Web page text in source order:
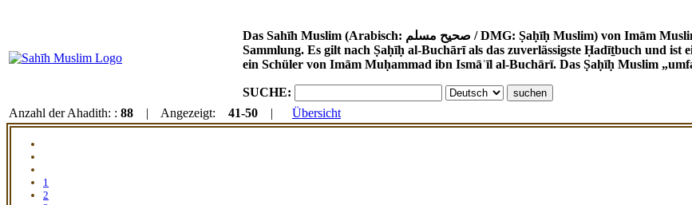
Das Sahīh Muslim (Arabisch: صحيح مسلم / DMG: Ṣaḥīḥ Muslim) von Imām Muslim ibn al-Haddschādsch (um 820 - 875) ist eine wichtige Ḥadīṯ-
Sammlung. Es gilt nach Ṣaḥīḥ al-Buchārī als das zuverlässigste Ḥadīṯbuch und
ein Schüler von Imām Muḥammad ibn Ismāʿīl al-Buchārī. Das Ṣaḥīḥ Muslim
SUCHE:
Anzahl der Ahadith: : 88 | Angezeigt: 41-50 | Übersicht
1
2